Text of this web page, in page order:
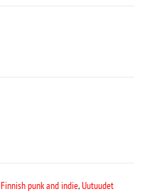
Finnish punk and indie,Uutuudet